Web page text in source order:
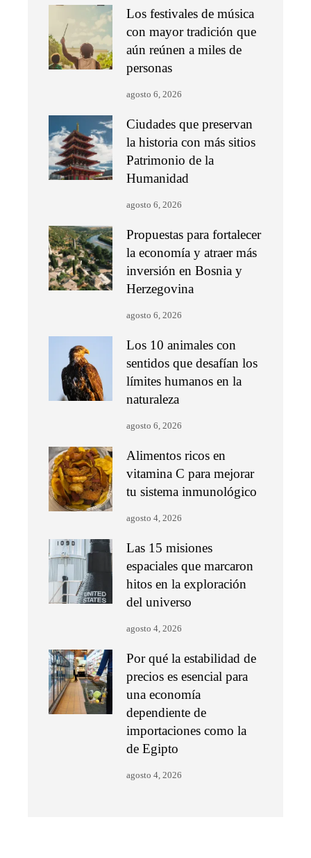
Los festivales de música
con mayor tradición que
aún reúnen a miles de
personas
agosto 6, 2026
Ciudades que preservan
la historia con más sitios
Patrimonio de la
Humanidad
agosto 6, 2026
Propuestas para fortalecer
la economía y atraer más
inversión en Bosnia y
Herzegovina
agosto 6, 2026
Los 10 animales con
sentidos que desafían los
límites humanos en la
naturaleza
agosto 6, 2026
Alimentos ricos en
vitamina C para mejorar
tu sistema inmunológico
agosto 4, 2026
Las 15 misiones
espaciales que marcaron
hitos en la exploración
del universo
agosto 4, 2026
Por qué la estabilidad de
precios es esencial para
una economía
dependiente de
importaciones como la
de Egipto
agosto 4, 2026